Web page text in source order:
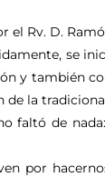
el Rv. D.
se
y también
de la
faltó de
por